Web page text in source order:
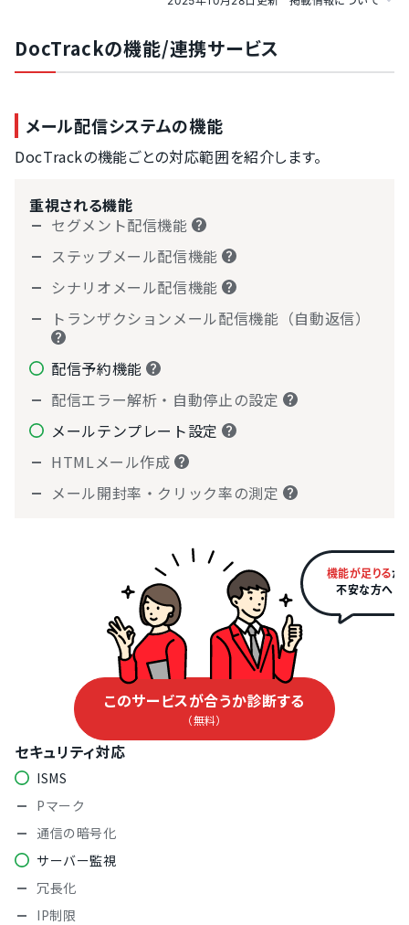
DocTrackの機能/連携サービス
メール配信システムの機能
DocTrackの機能ごとの対応範囲を紹介します。
重視される機能
セグメント配信機能
ステップメール配信機能
シナリオメール配信機能
トランザクションメール配信機能（自動返信）
配信予約機能
配信エラー解析・自動停止の設定
メールテンプレート設定
HTMLメール作成
メール開封率・クリック率の測定
機能が足りるか
不安な方へ
このサービスが合うか診断する
（無料）
セキュリティ対応
ISMS
Pマーク
通信の暗号化
サーバー監視
冗長化
IP制限